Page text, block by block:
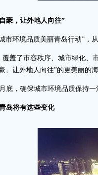
豪，让外地人向往”
市环境品质美丽青岛行动”，
覆盖了市容秩序、城市绿化、
、让外地人向往”的更美丽的海
底，确保城市环境品质保持
岛将有这些变化